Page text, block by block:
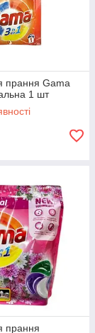
прання Gama
1 шт
прання